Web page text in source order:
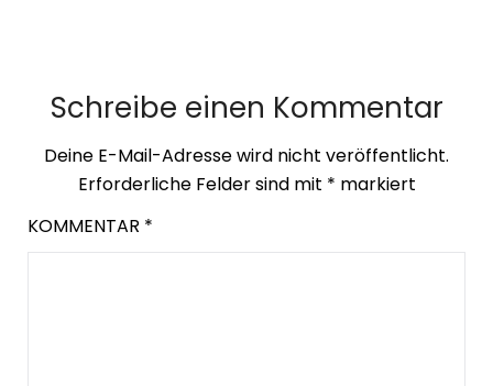
Schreibe einen Kommentar
Deine E-Mail-Adresse wird nicht veröffentlicht.
Erforderliche Felder sind mit * markiert
KOMMENTAR *